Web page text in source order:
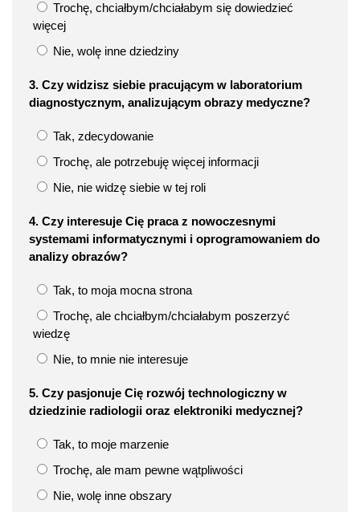
Trochę, chciałbym/chciałabym się dowiedzieć
więcej
Nie, wolę inne dziedziny
3. Czy widzisz siebie pracującym w laboratorium
diagnostycznym, analizującym obrazy medyczne?
Tak, zdecydowanie
Trochę, ale potrzebuję więcej informacji
Nie, nie widzę siebie w tej roli
4. Czy interesuje Cię praca z nowoczesnymi
systemami informatycznymi i oprogramowaniem do
analizy obrazów?
Tak, to moja mocna strona
Trochę, ale chciałbym/chciałabym poszerzyć
wiedzę
Nie, to mnie nie interesuje
5. Czy pasjonuje Cię rozwój technologiczny w
dziedzinie radiologii oraz elektroniki medycznej?
Tak, to moje marzenie
Trochę, ale mam pewne wątpliwości
Nie, wolę inne obszary